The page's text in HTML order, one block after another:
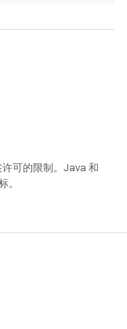
可的限制。Java 和
。